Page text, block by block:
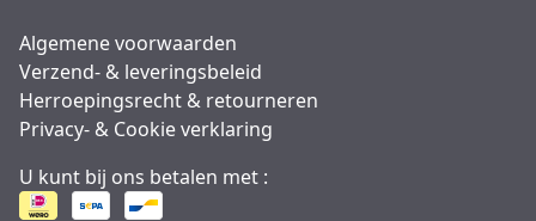
Algemene voorwaarden
Verzend- & leveringsbeleid
Herroepingsrecht & retourneren
Privacy- & Cookie verklaring
U kunt bij ons betalen met :